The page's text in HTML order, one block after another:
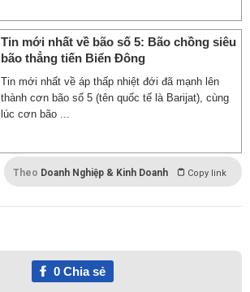
Tin mới nhất về bão số 5: Bão chồng siêu
bão thẳng tiến Biển Đông
Tin mới nhất về áp thấp nhiệt đới đã mạnh lên
thành cơn bão số 5 (tên quốc tế là Barijat), cùng
lúc cơn bão ...
Theo Doanh Nghiệp & Kinh Doanh Copy link
0Chia sẻ